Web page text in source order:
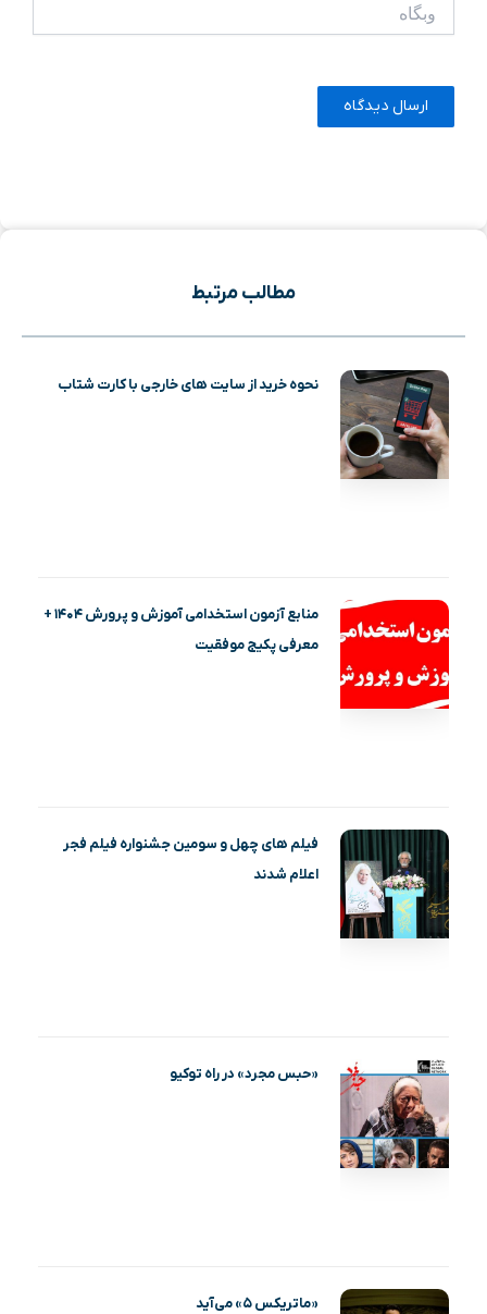
مطالب مرتبط
نحوه خرید از سایت های خارجی با کارت شتاب
منابع آزمون استخدامی آموزش و پرورش ۱۴۰۴ +
معرفی پکیج موفقیت
فیلم‌ های چهل و سومین جشنواره فیلم فجر
اعلام شدند
«حبس مجرد» در راه توکیو
«ماتریکس ۵» می‌آید